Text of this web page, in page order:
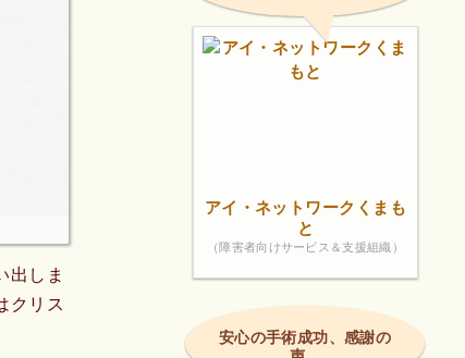
出しま
クリス
アイ・ネットワークくまも
と
（障害者向けサービス＆支援組織）
安心の手術成功、感謝の